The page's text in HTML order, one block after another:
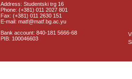
Address: Studentski trg 16
Phone: (+381) 011 2027 801
Fax: (+381) 011 2630 151
E-mail: matf@matf.bg.ac.yu
Bank account: 840-181 5666-68
PIB: 100046603